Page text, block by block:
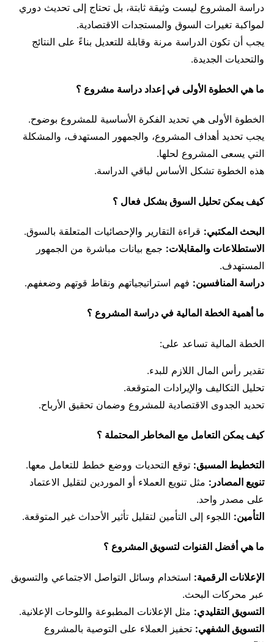
دراسة المشروع ليست وثيقة ثابتة، بل تحتاج إلى تحديث دوري
لمواكبة تغيرات السوق والمستجدات الاقتصادية.
يجب أن تكون الدراسة مرنة وقابلة للتعديل بناءً على النتائج
والتحديات الجديدة.
ما هي الخطوة الأولى في إعداد دراسة مشروع ؟
الخطوة الأولى هي تحديد الفكرة الأساسية للمشروع بوضوح.
يجب تحديد أهداف المشروع، والجمهور المستهدف، والمشكلة
التي يسعى المشروع لحلها.
هذه الخطوة تشكل الأساس لباقي الدراسة.
كيف يمكن تحليل السوق بشكل فعال ؟
البحث المكتبي: قراءة التقارير والإحصائيات المتعلقة بالسوق.
الاستطلاعات والمقابلات: جمع بيانات مباشرة من الجمهور
المستهدف.
دراسة المنافسين: فهم استراتيجياتهم ونقاط قوتهم وضعفهم.
ما أهمية الخطة المالية في دراسة المشروع ؟
الخطة المالية تساعد على:
تقدير رأس المال اللازم للبدء.
تحليل التكاليف والإيرادات المتوقعة.
تحديد الجدوى الاقتصادية للمشروع وضمان تحقيق الأرباح.
كيف يمكن التعامل مع المخاطر المحتملة ؟
التخطيط المسبق: توقع التحديات ووضع خطط للتعامل معها.
تنويع المصادر: مثل تنويع العملاء أو الموردين لتقليل الاعتماد
على مصدر واحد.
التأمين: اللجوء إلى التأمين لتقليل تأثير الأحداث غير المتوقعة.
ما هي أفضل القنوات لتسويق المشروع ؟
الإعلانات الرقمية: استخدام وسائل التواصل الاجتماعي والتسويق
عبر محركات البحث.
التسويق التقليدي: مثل الإعلانات المطبوعة واللوحات الإعلانية.
التسويق الشفهي: تحفيز العملاء على التوصية بالمشروع